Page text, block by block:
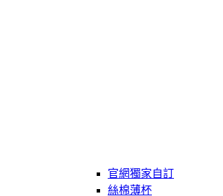
官網獨家自訂
絲棉薄杯